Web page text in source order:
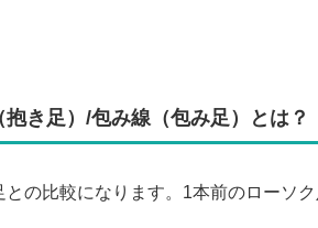
抱き足）/包み線（包み足）とは？
の比較になります。1本前のローソク